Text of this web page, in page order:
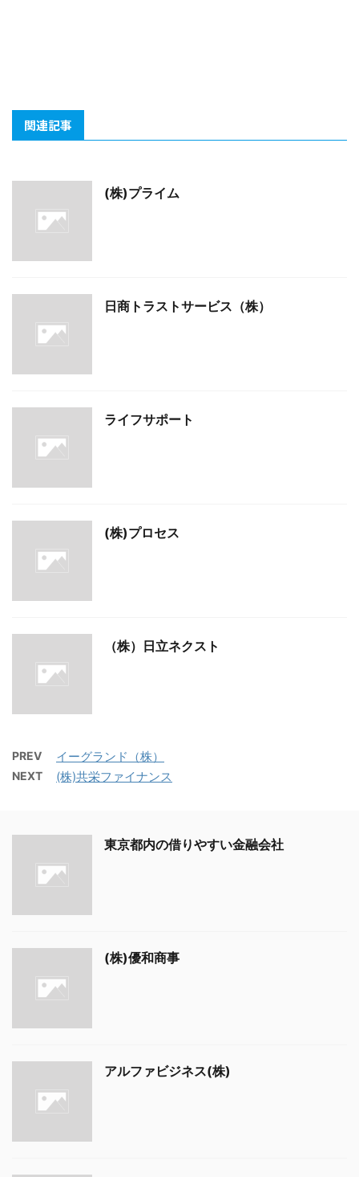
関連記事
(株)プライム
日商トラストサービス（株）
ライフサポート
(株)プロセス
（株）日立ネクスト
PREV イーグランド（株）
NEXT (株)共栄ファイナンス
東京都内の借りやすい金融会社
(株)優和商事
アルファビジネス(株)